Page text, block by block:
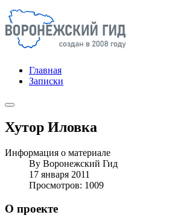
Главная
Записки
Хутор Иловка
Информация о материале
By Воронежский Гид
17 января 2011
Просмотров: 1009
О проекте